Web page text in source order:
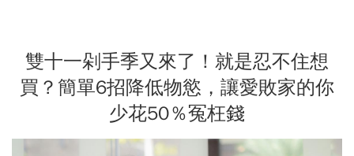
雙十一剁手季又來了！就是忍不住想
買？簡單6招降低物慾，讓愛敗家的你
少花50％冤枉錢